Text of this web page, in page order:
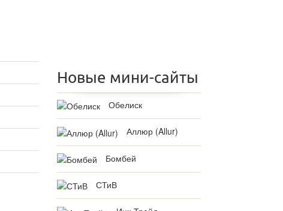
Новые мини-сайты
Обелиск
Аллюр (Allur)
Бомбей
СТиВ